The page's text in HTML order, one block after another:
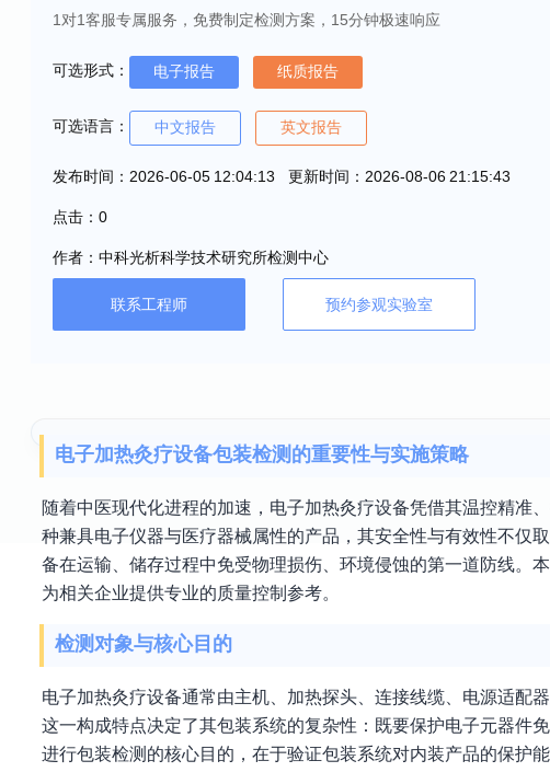
1对1客服专属服务，免费制定检测方案，15分钟极速响应
可选形式： 电子报告 纸质报告
可选语言： 中文报告 英文报告
发布时间：2026-06-05 12:04:13 更新时间：2026-08-06 21:15:43
点击：0
作者：中科光析科学技术研究所检测中心
联系工程师 预约参观实验室
电子加热灸疗设备包装检测的重要性与实施策略
随着中医现代化进程的加速，电子加热灸疗设备凭借其温控精准
种兼具电子仪器与医疗器械属性的产品，其安全性与有效性不仅
备在运输、储存过程中免受物理损伤、环境侵蚀的第一道防线。
为相关企业提供专业的质量控制参考。
检测对象与核心目的
电子加热灸疗设备通常由主机、加热探头、连接线缆、电源适配
这一构成特点决定了其包装系统的复杂性：既要保护电子元器件
进行包装检测的核心目的，在于验证包装系统对内装产品的保护